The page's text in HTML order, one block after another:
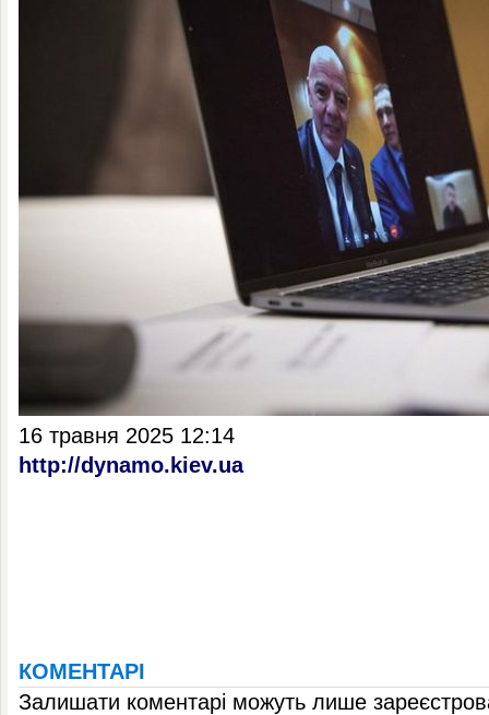
16 травня 2025 12:14
http://dynamo.kiev.ua
КОМЕНТАРІ
Залишати коментарі можуть лише